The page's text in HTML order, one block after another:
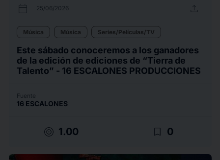
calendar_today 25/06/2026 upload
Música Música Series/Películas/TV
Este sábado conoceremos a los ganadores
de la edición de ediciones de “Tierra de
Talento” - 16 ESCALONES PRODUCCIONES
Fuente
16 ESCALONES
target 1.00 bookmark_border 0